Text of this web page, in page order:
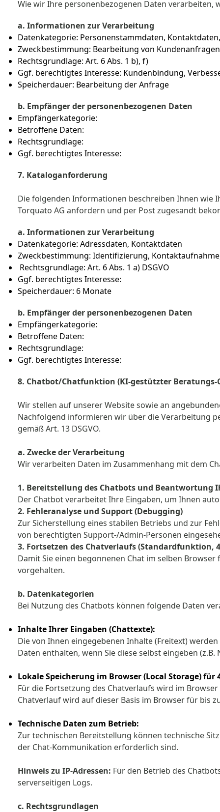
Wie wir Ihre personenbezogenen Daten verarbeiten,
a. Informationen zur Verarbeitung
Datenkategorie: Personenstammdaten,
Zweckbestimmung: Bearbeitung von
Rechtsgrundlage: Art. 6 Abs. 1 b), f)
Ggf. berechtigtes Interesse: Kundenbindung,
Speicherdauer: Bearbeitung der Anfrage
b. Empfänger der personenbezogenen Daten
Empfängerkategorie:
Betroffene Daten:
Rechtsgrundlage:
Ggf. berechtigtes Interesse:
7. Kataloganforderung
Die folgenden Informationen beschreiben Ihnen wie
Torquato AG anfordern und per Post zugesandt
a. Informationen zur Verarbeitung
Datenkategorie: Adressdaten, Kontaktdaten
Zweckbestimmung: Identifizierung,
Rechtsgrundlage: Art. 6 Abs. 1 a) DSGVO
Ggf. berechtigtes Interesse:
Speicherdauer: 6 Monate
b. Empfänger der personenbezogenen Daten
Empfängerkategorie:
Betroffene Daten:
Rechtsgrundlage:
Ggf. berechtigtes Interesse:
8. Chatbot/Chatfunktion (KI-gestützter Beratungs-
Wir stellen auf unserer Website sowie an
Nachfolgend informieren wir über die Verarbeitung
gemäß Art. 13 DSGVO.
a. Zwecke der Verarbeitung
Wir verarbeiten Daten im Zusammenhang mit dem
1. Bereitstellung des Chatbots und Beantwortung
Der Chatbot verarbeitet Ihre Eingaben, um Ihnen
2. Fehleranalyse und Support (Debugging)
Zur Sicherstellung eines stabilen Betriebs und zur
von berechtigten Support-/Admin-Personen
3. Fortsetzen des Chatverlaufs (Standardfunktion,
Damit Sie einen begonnenen Chat im selben
vorgehalten.
b. Datenkategorien
Bei Nutzung des Chatbots können folgende Daten
Inhalte Ihrer Eingaben (Chattexte):
Die von Ihnen eingegebenen Inhalte (Freitext)
Daten enthalten, wenn Sie diese selbst eingeben
Lokale Speicherung im Browser (Local Storage) für
Für die Fortsetzung des Chatverlaufs wird im
Chatverlauf wird auf dieser Basis im Browser für bis
Technische Daten zum Betrieb:
Zur technischen Bereitstellung können technische
der Chat-Kommunikation erforderlich sind.
Hinweis zu IP-Adressen: Für den Betrieb des
serverseitigen Logs.
c. Rechtsgrundlagen